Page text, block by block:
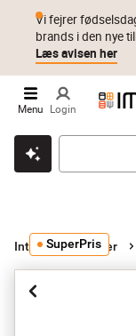
Klik & hent Byt i
Vi fejrer
brands i den nye
Læs avisen her
Menu Login
Interiør Vaser
SuperPris